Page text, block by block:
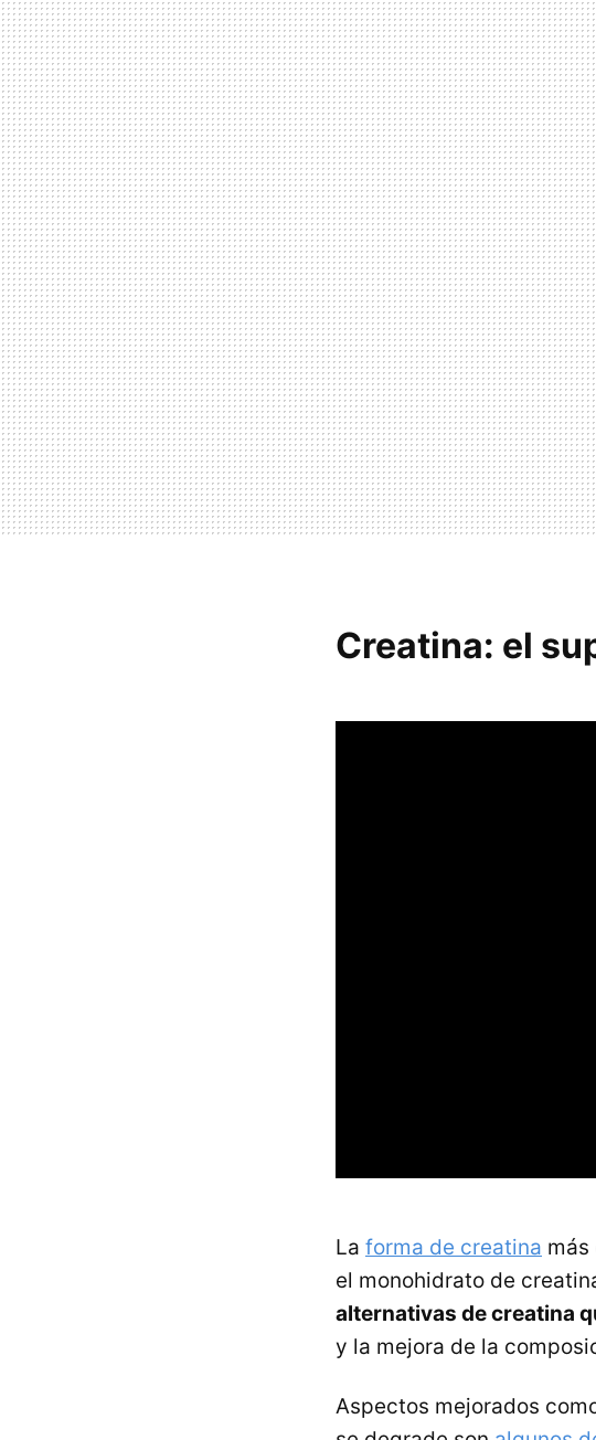
Creatina: el
La forma de creatina más
el monohidrato de
alternativas de creatina
y la mejora de la
Aspectos mejorados